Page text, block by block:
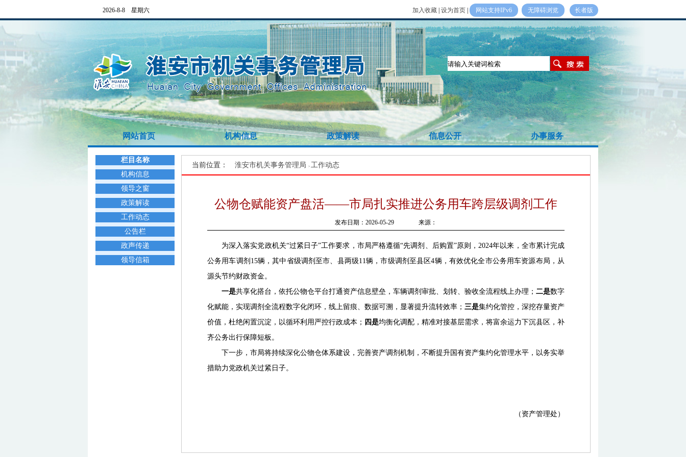
2026-8-8 星期六 加入收藏 设为首页 网站支持IPv6 无障碍浏览 长者版
网站首页 机构信息 政策解读 信息公开 办事服务
栏目名称
机构信息
领导之窗
政策解读
工作动态
公告栏
政声传递
领导信箱
当前位置： 淮安市机关事务管理局 > 工作动态
公物仓赋能资产盘活——市局扎实推进公务用车跨层级调剂工作
发布日期：2026-05-29 来源：
为深入落实党政机关“过紧日子”工作要求，市局严格遵循“先调剂、后购置”原则，2024年以来，全市累计完成
公务用车调剂15辆，其中省级调剂至市、县两级11辆，市级调剂至县区4辆，有效优化全市公务用车资源布局，从
源头节约财政资金。
一是共享化搭台，依托公物仓平台打通资产信息壁垒，车辆调剂审批、划转、验收全流程线上办理； 二是数字
化赋能，实现调剂全流程数字化闭环，线上留痕、数据可溯，显著提升流转效率； 三是集约化管控，深挖存量资产
价值，杜绝闲置沉淀，以循环利用严控行政成本； 四是均衡化调配，精准对接基层需求，将富余运力下沉县区，补
齐公务出行保障短板。
下一步，市局将持续深化公物仓体系建设，完善资产调剂机制，不断提升国有资产集约化管理水平，以务实举
措助力党政机关过紧日子。
（资产管理处）